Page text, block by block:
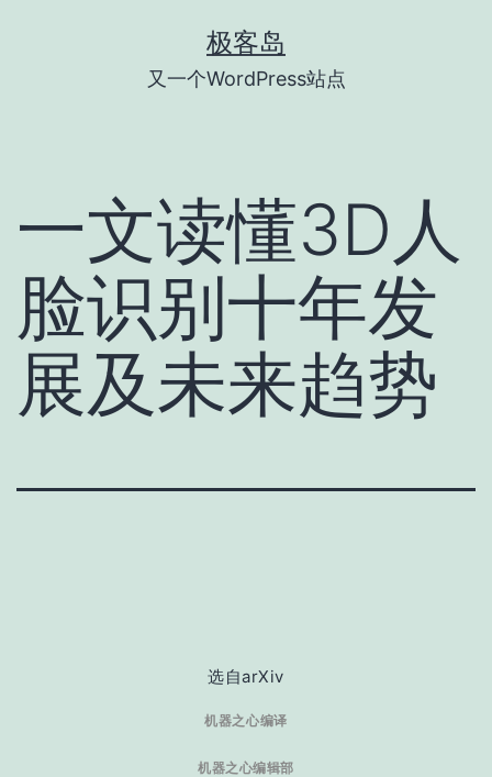
极客岛
又一个WordPress站点
一文读懂3D人
脸识别十年发
展及未来趋势
选自arXiv
机器之心编译
机器之心编辑部